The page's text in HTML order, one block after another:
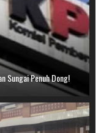
Sungai Penuh Dong!